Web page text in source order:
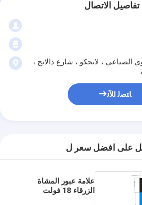
تفاصيل الاتصال
بوليوي الصناعي ، لانجكو ، شارع دالانج ،
ﺎﺘﺼﻟ ﺍﻶﻧ
على افضل سعر ل
علامة عبور المشاة
الزرقاء 18 فولت